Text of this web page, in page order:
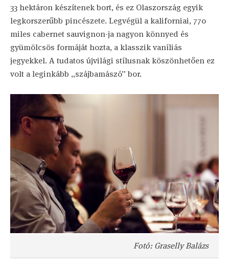
33 hektáron készítenek bort, és ez Olaszország egyik
legkorszerűbb pincészete. Legvégül a kaliforniai, 770
miles cabernet sauvignon-ja nagyon könnyed és
gyümölcsös formáját hozta, a klasszik vaníliás
jegyekkel. A tudatos újvilági stílusnak köszönhetően ez
volt a leginkább „szájbamászó” bor.
Fotó: Graselly Balázs